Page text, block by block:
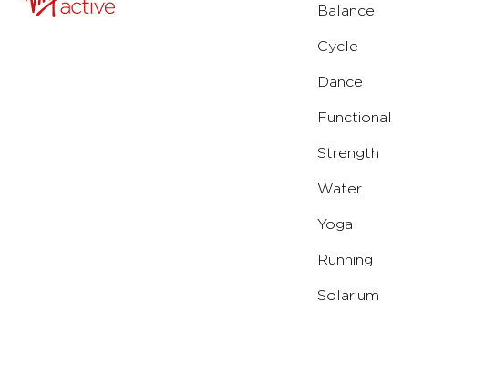
Balance
Cycle
Dance
Functional
Strength
Water
Yoga
Running
Solarium